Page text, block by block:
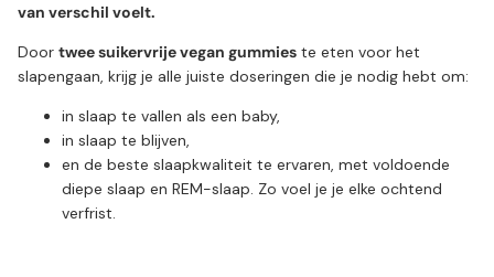
van verschil voelt.
Door twee suikervrije vegan gummies te eten voor het
slapengaan, krijg je alle juiste doseringen die je nodig hebt om:
in slaap te vallen als een baby,
in slaap te blijven,
en de beste slaapkwaliteit te ervaren, met voldoende
diepe slaap en REM-slaap. Zo voel je je elke ochtend
verfrist.